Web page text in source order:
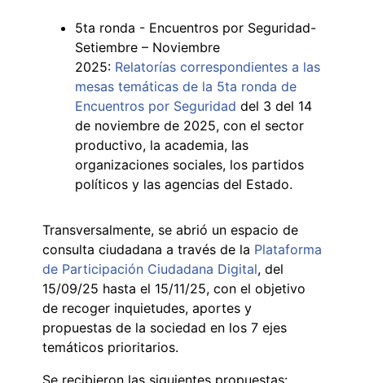
5ta ronda - Encuentros por Seguridad-
Setiembre – Noviembre
2025: Relatorías correspondientes a las
mesas temáticas de la 5ta ronda de
Encuentros por Seguridad del 3 del 14
de noviembre de 2025, con el sector
productivo, la academia, las
organizaciones sociales, los partidos
políticos y las agencias del Estado.
Transversalmente, se abrió un espacio de
consulta ciudadana a través de la Plataforma
de Participación Ciudadana Digital, del
15/09/25 hasta el 15/11/25, con el objetivo
de recoger inquietudes, aportes y
propuestas de la sociedad en los 7 ejes
temáticos prioritarios.
Se recibieron las siguientes propuestas: